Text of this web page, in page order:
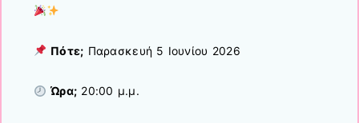
Πότε; Παρασκευή 5 Ιουνίου 2026
Ώρα; 20:00 μ.μ.